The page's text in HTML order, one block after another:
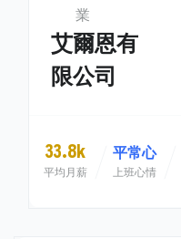
業
艾爾恩有
限公司
33.8k
平均月薪
平常心
上班心情